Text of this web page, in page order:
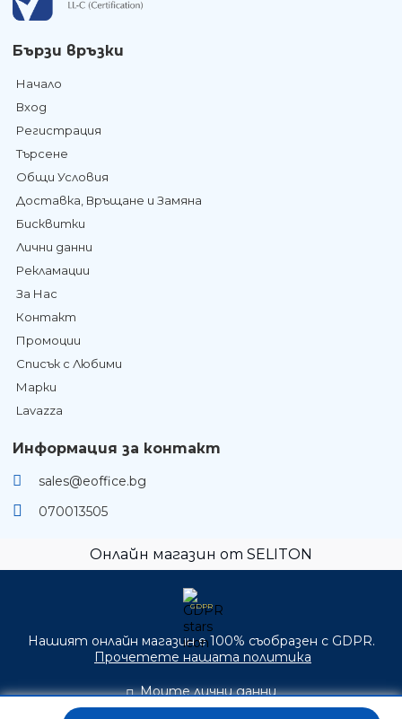
Бързи връзки
Начало
Вход
Регистрация
Търсене
Общи Условия
Доставка, Връщане и Замяна
Бисквитки
Лични данни
Рекламации
За Нас
Контакт
Промоции
Списък с Любими
Марки
Lavazza
Информация за контакт
sales@eoffice.bg
070013505
Онлайн магазин от SELITON
GDPR
Нашият онлайн магазин е 100% съобразен с GDPR.
Прочетете нашата политика
Моите лични данни